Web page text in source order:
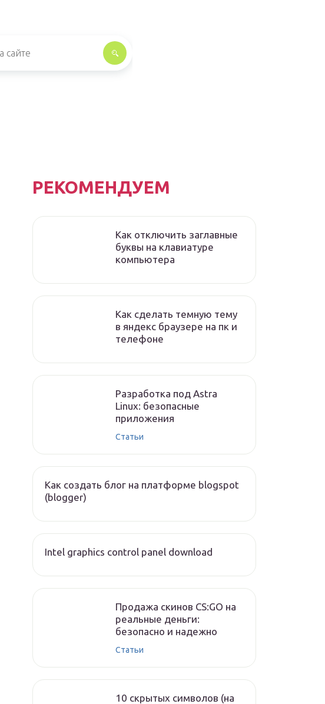
РЕКОМЕНДУЕМ
Как отключить заглавные
буквы на клавиатуре
компьютера
Как сделать темную тему
в яндекс браузере на пк и
телефоне
Разработка под Astra
Linux: безопасные
приложения
Статьи
Как создать блог на платформе blogspot
(blogger)
Intel graphics control panel download
Продажа скинов CS:GO на
реальные деньги:
безопасно и надежно
Статьи
10 скрытых символов (на